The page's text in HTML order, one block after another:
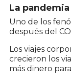
La
Uno de los
después del
Los viajes
crecieron los
más dinero